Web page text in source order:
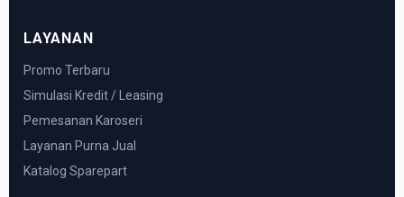
LAYANAN
Promo Terbaru
Simulasi Kredit / Leasing
Pemesanan Karoseri
Layanan Purna Jual
Katalog Sparepart